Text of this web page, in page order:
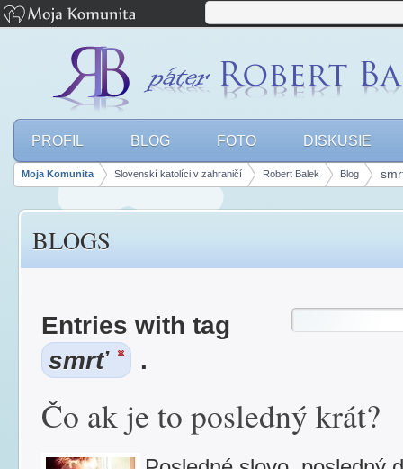
PROFIL BLOG FOTO DISKUSIE
Breadcrumbs
Moja Komunita Slovenskí katolíci v zahraničí Robert Balek Blog
BLOGS
Entries with tag
smrť
.
Čo ak je to posledný krát?